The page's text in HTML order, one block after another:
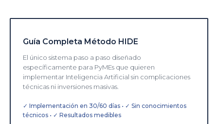
Guía Completa Método HIDE
El único sistema paso a paso diseñado
específicamente para PyMEs que quieren
implementar Inteligencia Artificial sin complicaciones
técnicas ni inversiones masivas.
✓ Implementación en 30/60 días • ✓ Sin conocimientos
técnicos • ✓ Resultados medibles